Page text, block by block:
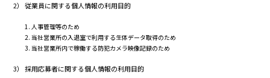
2） 従業員に関する個人情報の利用目的
人事管理等のため
当社営業所の入退室で利用する生体データ取得のため
当社営業所内で稼働する防犯カメラ映像記録のため
3） 採用応募者に関する個人情報の利用目的